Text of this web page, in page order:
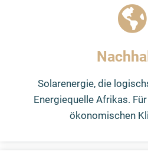
Solarenergie, die
Energiequelle Afrikas.
ökonomischen